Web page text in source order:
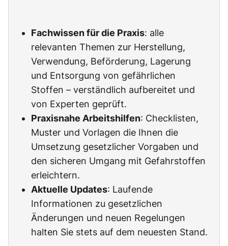
Fachwissen für die Praxis: alle
relevanten Themen zur Herstellung,
Verwendung, Beförderung, Lagerung
und Entsorgung von gefährlichen
Stoffen – verständlich aufbereitet und
von Experten geprüft.
Praxisnahe Arbeitshilfen: Checklisten,
Muster und Vorlagen die Ihnen die
Umsetzung gesetzlicher Vorgaben und
den sicheren Umgang mit Gefahrstoffen
erleichtern.
Aktuelle Updates: Laufende
Informationen zu gesetzlichen
Änderungen und neuen Regelungen
halten Sie stets auf dem neuesten Stand.